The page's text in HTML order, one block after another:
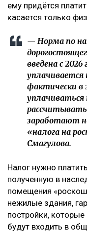
ему придётся
касается только
— Норма по
введена с
уплачивается
фактически в
рассчитывать
заработают
«налога на
Смагулова.
Налог нужно
полученную в
помещения
нежилые здания,
постройки, которые
будут входить в